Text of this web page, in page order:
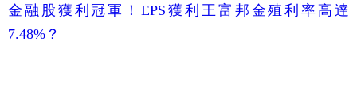
金融股獲利冠軍！EPS獲利王富邦金殖利率高達
7.48%？